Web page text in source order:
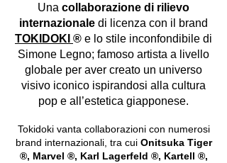
Una collaborazione di rilievo
internazionale di licenza con il brand
TOKIDOKI ® e lo stile inconfondibile di
Simone Legno; famoso artista a livello
globale per aver creato un universo
visivo iconico ispirandosi alla cultura
pop e all’estetica giapponese.
Tokidoki vanta collaborazioni con numerosi
brand internazionali, tra cui Onitsuka Tiger
®, Marvel ®, Karl Lagerfeld ®, Kartell ®,